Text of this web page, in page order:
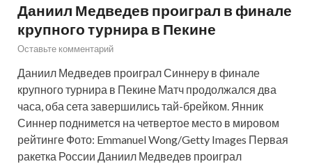
Даниил Медведев проиграл в финале
крупного турнира в Пекине
Оставьте комментарий
Даниил Медведев проиграл Синнеру в финале
крупного турнира в Пекине Матч продолжался два
часа, оба сета завершились тай-брейком. Янник
Синнер поднимется на четвертое место в мировом
рейтинге Фото: Emmanuel Wong/Getty Images Первая
ракетка России Даниил Медведев проиграл